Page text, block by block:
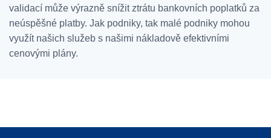
validací může výrazně snížit ztrátu bankovních poplatků za
neúspěšné platby. Jak podniky, tak malé podniky mohou
využít našich služeb s našimi nákladově efektivními
cenovými plány.